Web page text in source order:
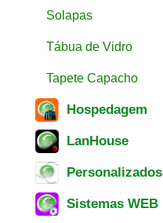
Solapas
Tábua de Vidro
Tapete Capacho
Hospedagem
LanHouse
Personalizados
Sistemas WEB